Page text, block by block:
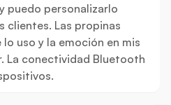
puedo personalizarlo
clientes. Las propinas
uso y la emoción en mis
La conectividad Bluetooth